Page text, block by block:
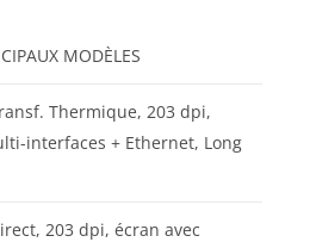
MODÈLES
Thermique, 203 dpi,
interfaces + Ethernet, Long
203 dpi, écran avec